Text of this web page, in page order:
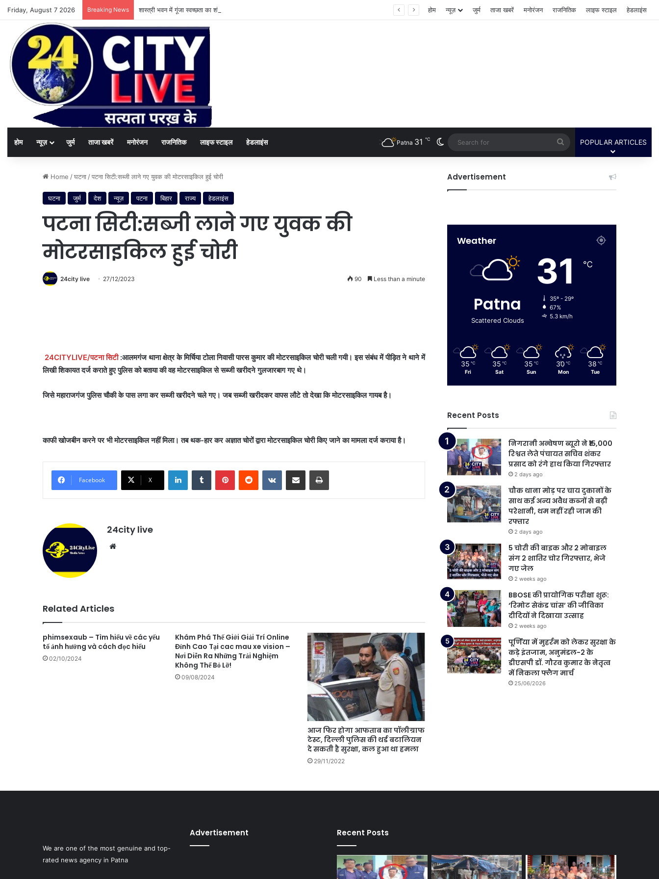
Friday, August 7 2026 Breaking News शास्त्री भवन में गूंजा स्वच्छता का शंखनाद: नुक्कड़ नाटक के जरिए विधायी विभाग ने पेश की मिसाल होम न्यूज़ जुर्म ताजा खबरें मनोरंजन राजनितिक लाइफ स्टाइल हेडलाइंस
होम न्यूज़ जुर्म ताजा खबरें मनोरंजन राजनितिक लाइफ स्टाइल हेडलाइंस Patna 31 ℃ Switch skin
Search
for
POPULAR ARTICLES
Home /घटना/पटना सिटी:सब्जी लाने गए युवक की मोटरसाइकिल हुई चोरी
घटना जुर्म देश न्यूज़ पटना बिहार राज्य हेडलाइंस
पटना सिटी:सब्जी लाने गए युवक की
मोटरसाइकिल हुई चोरी
24city live 27/12/2023 90 Less than a minute
24CITYLIVE/पटना सिटी :आलमगंज थाना क्षेत्र के मिर्चिया टोला निवासी पारस कुमार की मोटरसाइकिल चोरी चली गयी। इस संबंध में पीड़ित ने थाने में
लिखी शिकायत दर्ज कराते हुए पुलिस को बताया की वह मोटरसाइकिल से सब्जी खरीदने गुलजारबाग गए थे।
जिसे महाराजगंज पुलिस चौकी के पास लगा कर सब्जी खरीदने चले गए। जब सब्जी खरीदकर वापस लौटे तो देखा कि मोटरसाइकिल गायब है।
काफी खोजबीन करने पर भी मोटरसाइकिल नहीं मिला। तब थक-हार कर अज्ञात चोरों द्वारा मोटरसाइकिल चोरी किए जाने का मामला दर्ज कराया है।
Facebook X
LinkedInTumblr PinterestReddit VKontakteShare via Email Print
24city live
Related Articles
phimsexaub – Tìm hiểu về các yếu
tố ảnh hưởng và cách đọc hiểu
02/10/2024
Khám Phá Thế Giới Giải Trí Online
Đỉnh Cao Tại cac mau xe vision –
Nơi Diễn Ra Những Trải Nghiệm
Không Thể Bỏ Lỡ!
09/08/2024
आज फिर होगा आफताब का पॉलीग्राफ
टेस्ट, दिल्ली पुलिस की थर्ड बटालियन
दे सकती है सुरक्षा, कल हुआ था हमला
29/11/2022
Advertisement
Weather
Patna
Scattered Clouds
31 ℃
35º - 29º
67%
5.3 km/h
35 ℃
Fri
35 ℃
Sat
35 ℃
Sun
30 ℃
Mon
38 ℃
Tue
Recent Posts
निगरानी अन्वेषण ब्यूरो ने ₹15,000
रिश्वत लेते पंचायत सचिव शंकर
प्रसाद को रंगे हाथ किया गिरफ्तार
2 days ago
चौक थाना मोड़ पर चाय दुकानों के
साथ कई अन्य अवैध कब्जों से बढ़ी
परेशानी, थम नहीं रही जाम की
रफ्तार
2 days ago
5 चोरी की बाइक और 2 मोबाइल
संग 2 शातिर चोर गिरफ्तार, भेजे
गए जेल
2 weeks ago
BBOSE की प्रायोगिक परीक्षा शुरू:
‘रिमोट सेकंड चांस’ की जीविका
दीदियों ने दिखाया उत्साह
2 weeks ago
पूर्णिया में मुहर्रम को लेकर सुरक्षा के
कड़े इंतजाम, अनुमंडल-2 के
डीएसपी डॉ. गौरव कुमार के नेतृत्व
में निकला फ्लैग मार्च
25/06/2026
We are one of the most genuine and top-
rated news agency in Patna
Advertisement Recent Posts